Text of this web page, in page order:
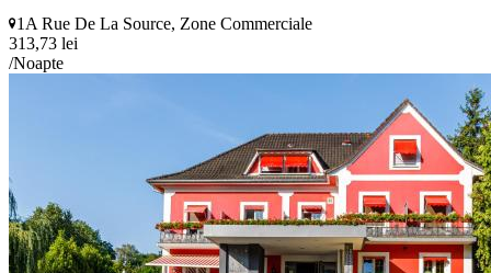
1A Rue De La Source, Zone Commerciale
313,73 lei
/Noapte